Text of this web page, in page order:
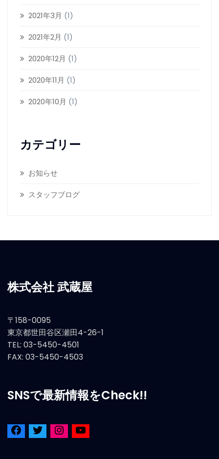
2021年3月 (1)
2021年2月 (1)
2020年12月 (1)
2020年11月 (1)
2020年10月 (1)
カテゴリー
お知らせ
スタッフブログ
株式会社 武蔵屋
〒158-0095
東京都世田谷区瀬田4-26-1
TEL: 03-5450-4501
FAX: 03-5450-4503
SNSで最新情報をCheck!!